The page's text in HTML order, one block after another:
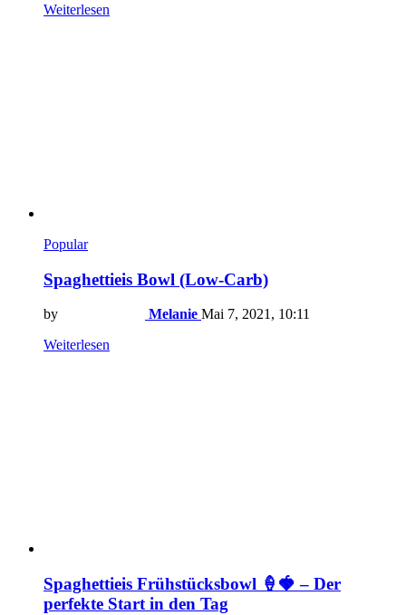
Weiterlesen
Popular
Spaghettieis Bowl (Low-Carb)
by Melanie Mai 7, 2021, 10:11
Weiterlesen
Spaghettieis Frühstücksbowl 🍦🍓 – Der
perfekte Start in den Tag